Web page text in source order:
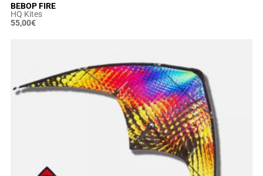
BEBOP FIRE
HQ Kites
55,00€